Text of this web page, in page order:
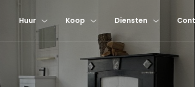
Huur Koop Diensten